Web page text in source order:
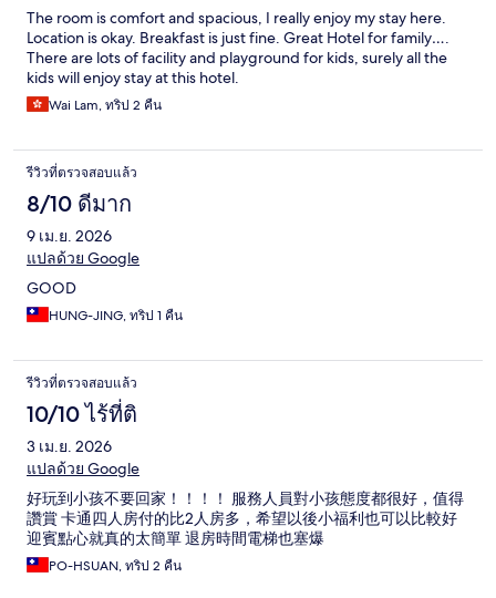
The room is comfort and spacious, I really enjoy my stay here.
Location is okay. Breakfast is just fine. Great Hotel for family….
There are lots of facility and playground for kids, surely all the
kids will enjoy stay at this hotel.
Wai Lam, ทริป 2 คืน
รีวิวที่ตรวจสอบแล้ว
8/10 ดีมาก
9 เม.ย. 2026
แปลด้วย Google
GOOD
HUNG-JING, ทริป 1 คืน
รีวิวที่ตรวจสอบแล้ว
10/10 ไร้ที่ติ
3 เม.ย. 2026
แปลด้วย Google
好玩到小孩不要回家！！！！ 服務人員對小孩態度都很好，值得
讚賞 卡通四人房付的比2人房多，希望以後小福利也可以比較好
迎賓點心就真的太簡單 退房時間電梯也塞爆
PO-HSUAN, ทริป 2 คืน